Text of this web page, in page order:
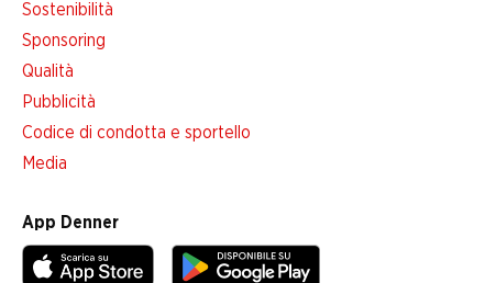
Sostenibilità
Sponsoring
Qualità
Pubblicità
Codice di condotta e sportello
Media
App Denner